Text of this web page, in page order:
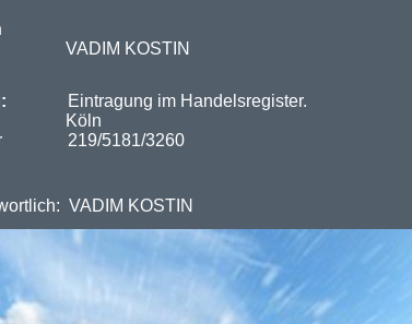
VADIM KOSTIN
Eintragung im Handelsregister.
Köln
219/5181/3260
VADIM KOSTIN